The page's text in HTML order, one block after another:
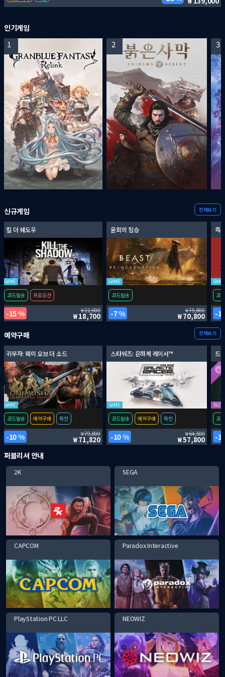
인기게임
1 2 3
신규게임 전체보기
킬 더 쉐도우
GAME
코드발송 프로모션
15 % 22,000
18,700
윤회의 짐승
GAME
코드발송
7 % 75,800
70,800
즉
GAME
코
예약구매 전체보기
귀무자: 웨이 오브 더 소드
GAME
코드발송 예약구매 특전
10 % 79,800
71,820
스타워즈: 은하계 레이서™
GAME
코드발송 예약구매 특전
10 % 64,500
57,800
드
DLC
코
퍼블리셔 안내
2K SEGA
CAPCOM Paradox Interactive
PlayStation PC LLC NEOWIZ